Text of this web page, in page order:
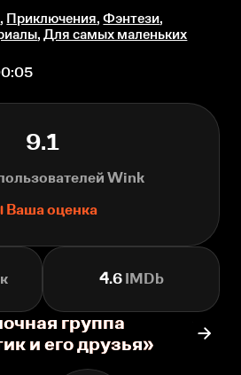
, Приключения,Фэнтези,
,Для самых маленьких
9.1
Wink
Ваша оценка
4.6IMDb
группа
и его друзья»